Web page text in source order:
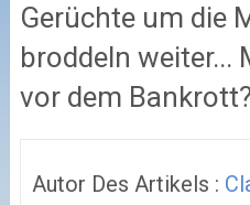
Gerüchte um die
broddeln weiter...
vor dem
Autor Des Artikels :